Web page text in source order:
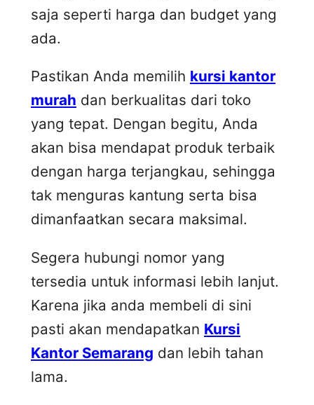
saja seperti harga dan budget yang
ada.
Pastikan Anda memilih kursi kantor
murah dan berkualitas dari toko
yang tepat. Dengan begitu, Anda
akan bisa mendapat produk terbaik
dengan harga terjangkau, sehingga
tak menguras kantung serta bisa
dimanfaatkan secara maksimal.
Segera hubungi nomor yang
tersedia untuk informasi lebih lanjut.
Karena jika anda membeli di sini
pasti akan mendapatkan Kursi
Kantor Semarang dan lebih tahan
lama.